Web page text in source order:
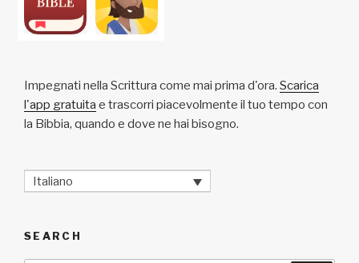
Impegnati nella Scrittura come mai prima d'ora. Scarica
l'app gratuita e trascorri piacevolmente il tuo tempo con
la Bibbia, quando e dove ne hai bisogno.
Italiano
SEARCH